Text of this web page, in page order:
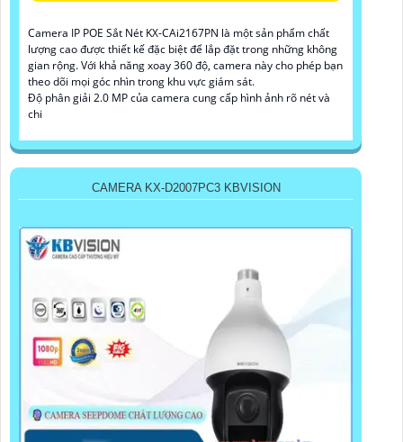
Camera IP POE Sắt Nét KX-CAi2167PN là một sản phẩm chất
lượng cao được thiết kế đặc biệt để lắp đặt trong những không
gian rộng. Với khả năng xoay 360 độ, camera này cho phép bạn
theo dõi mọi góc nhìn trong khu vực giám sát.
Độ phân giải 2.0 MP của camera cung cấp hình ảnh rõ nét và
chi
CAMERA KX-D2007PC3 KBVISION